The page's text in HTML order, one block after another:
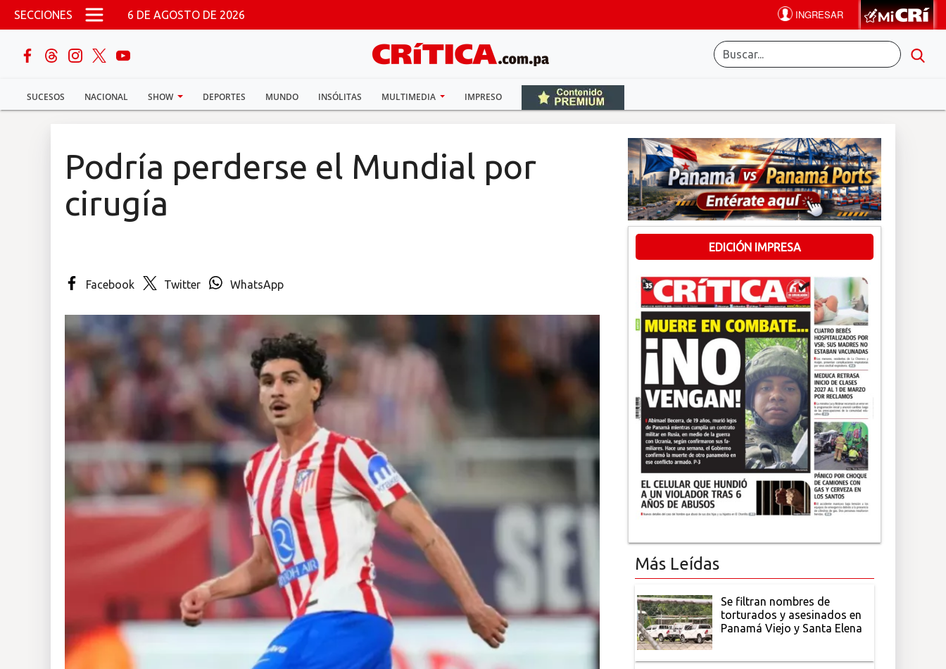
Pasar al contenido principal
SECCIONES 6 DE AGOSTO DE 2026
SUCESOS NACIONAL SHOW DEPORTES MUNDO INSÓLITAS MULTIMEDIA IMPRESO
buscar
Sucesos
Multimedia
Podría perderse el Mundial por
cirugía
Facebook Twitter WhatsApp
EDICIÓN IMPRESA
Más Leídas
Se filtran nombres de
torturados y asesinados en
Panamá Viejo y Santa Elena